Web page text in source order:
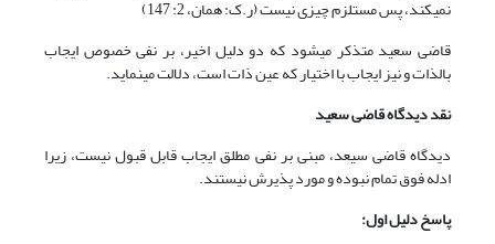
نمی‏کند، پس مستلزم چیزی نیست (ر.ک: همان، 2: 147)
قاضی سعید متذکر می‏شود که دو دلیل اخیر، بر نفی خصوص ایجاب
بالذات و نیز ایجاب با اختیار که عین ذات است، دلالت می‏نماید.
نقد دیدگاه قاضی سعید
دیدگاه قاضی سیعد، مبنی بر نفی مطلق ایجاب قابل قبول نیست، زیرا
ادله فوق تمام نبوده و مورد پذیرش نیستند.
پاسخ دلیل اول: